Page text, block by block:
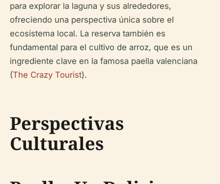
para explorar la laguna y sus alrededores,
ofreciendo una perspectiva única sobre el
ecosistema local. La reserva también es
fundamental para el cultivo de arroz, que es un
ingrediente clave en la famosa paella valenciana
(The Crazy Tourist).
Perspectivas
Culturales